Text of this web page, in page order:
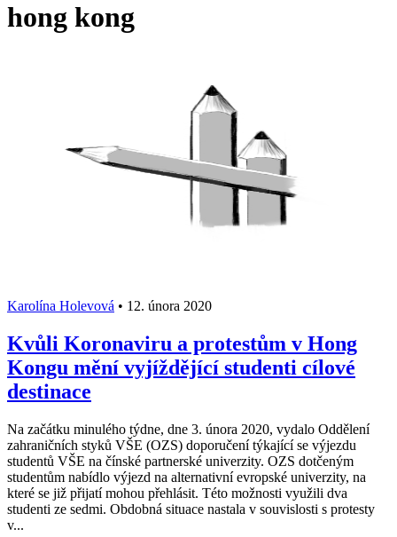
hong kong
Karolína Holevová • 12. února 2020
Kvůli Koronaviru a protestům v Hong
Kongu mění vyjíždějící studenti cílové
destinace
Na začátku minulého týdne, dne 3. února 2020, vydalo Oddělení
zahraničních styků VŠE (OZS) doporučení týkající se výjezdu
studentů VŠE na čínské partnerské univerzity. OZS dotčeným
studentům nabídlo výjezd na alternativní evropské univerzity, na
které se již přijatí mohou přehlásit. Této možnosti využili dva
studenti ze sedmi. Obdobná situace nastala v souvislosti s protesty
v...